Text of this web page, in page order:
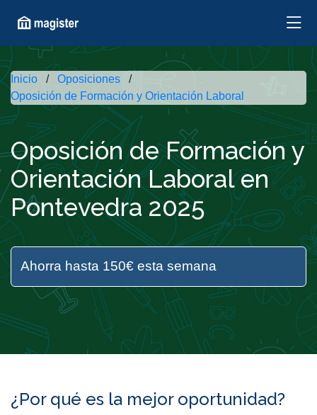
Inicio
Oposiciones
Oposición de Formación y Orientación Laboral
Oposición de Formación y
Orientación Laboral en
Pontevedra 2025
Ahorra hasta 150€ esta semana
¿Por qué es la mejor oportunidad?